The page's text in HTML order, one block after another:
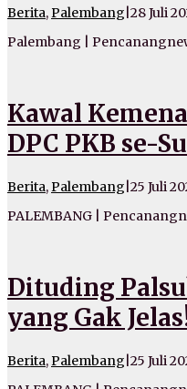
Berita,Palembang 28 Juli
Palembang |
Kawal
DPC PKB se-
Berita,Palembang 25 Juli
PALEMBANG |
Dituding
yang Gak
Berita,Palembang 25 Juli